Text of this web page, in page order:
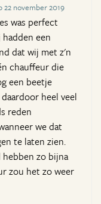
22 november 2019
was perfect
een
dat wij met z'n
chauffeur die
een beetje
heel veel
reden
we dat
te laten zien.
hebben zo bijna
zou het zo weer